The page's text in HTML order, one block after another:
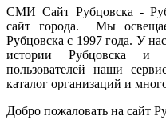
СМИ Сайт Рубцовска -
сайт города. Мы
Рубцовска с 1997 года. У
истории Рубцовска и
пользователей наши
каталог организаций и
Добро пожаловать на сайт